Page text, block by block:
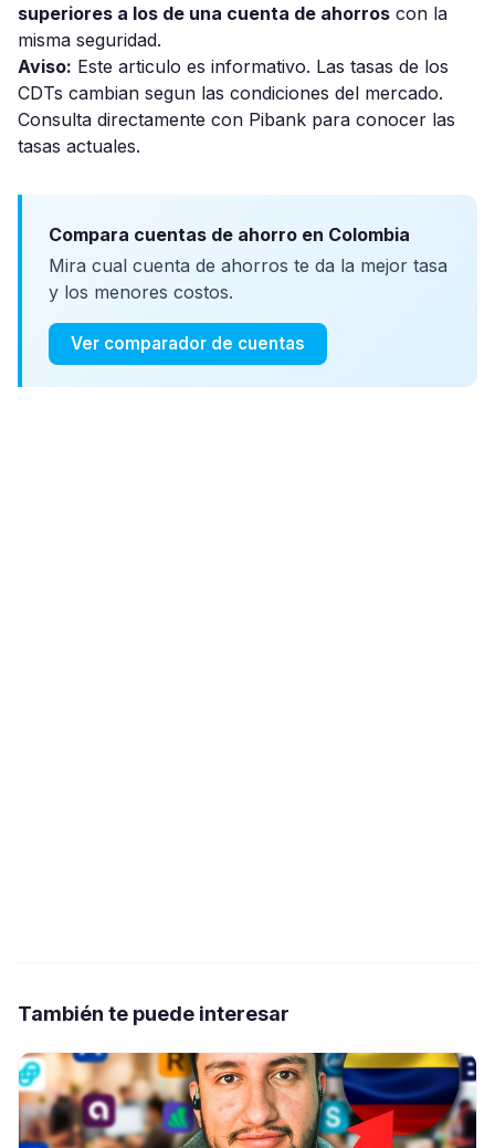
superiores a los de una cuenta de ahorros con la
misma seguridad.
Aviso: Este articulo es informativo. Las tasas de los
CDTs cambian segun las condiciones del mercado.
Consulta directamente con Pibank para conocer las
tasas actuales.
Compara cuentas de ahorro en Colombia
Mira cual cuenta de ahorros te da la mejor tasa
y los menores costos.
Ver comparador de cuentas
También te puede interesar